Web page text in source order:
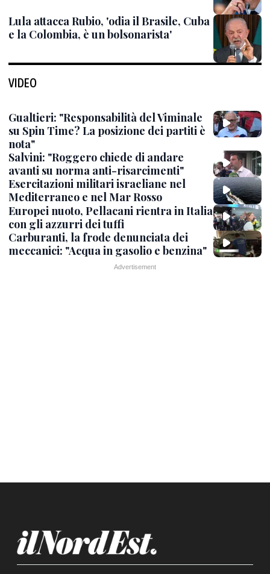
Lula attacca Rubio, 'odia il Brasile, Cuba
e la Colombia, è un bolsonarista'
VIDEO
Gualtieri: "Responsabilità del Viminale
su Spin Time? La posizione dei partiti è
nota"
Salvini: "Roggero chiede di andare
avanti su norma anti-risarcimenti"
Esercitazioni militari israeliane nel
Mediterraneo e nel Mar Rosso
Europei nuoto, Pellacani rientra in Italia
con gli azzurri dei tuffi
Carburanti, la frode denunciata dei
meccanici: "Acqua in gasolio e benzina"